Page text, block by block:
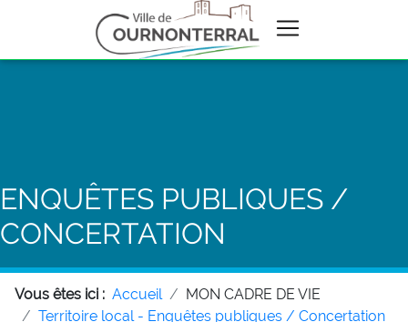
ENQUÊTES PUBLIQUES /
CONCERTATION
Vous êtes ici : Accueil
MON CADRE DE VIE
Territoire local - Enquêtes publiques / Concertation